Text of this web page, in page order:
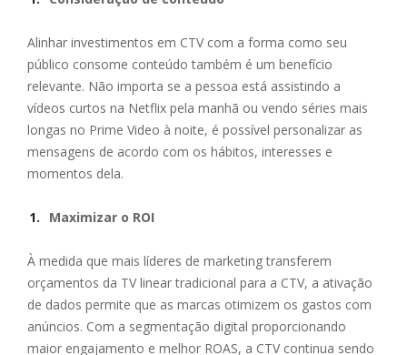
Alinhar investimentos em CTV com a forma como seu
público consome conteúdo também é um benefício
relevante. Não importa se a pessoa está assistindo a
vídeos curtos na Netflix pela manhã ou vendo séries mais
longas no Prime Video à noite, é possível personalizar as
mensagens de acordo com os hábitos, interesses e
momentos dela.
Maximizar o ROI
À medida que mais líderes de marketing transferem
orçamentos da TV linear tradicional para a CTV, a ativação
de dados permite que as marcas otimizem os gastos com
anúncios. Com a segmentação digital proporcionando
maior engajamento e melhor ROAS, a CTV continua sendo